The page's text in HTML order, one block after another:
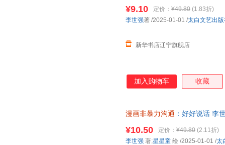
¥9.10 定价： ¥49.80 (1.83折)
新华书店辽宁旗舰店
李世强著 /2025-01-01 /太白文艺出
加入购物车 收藏
漫画非暴力沟通 ：好好说话 李
¥10.50 定价： ¥49.80 (2.11折)
李世强 著;星星童 绘 /2025-01-01 /太